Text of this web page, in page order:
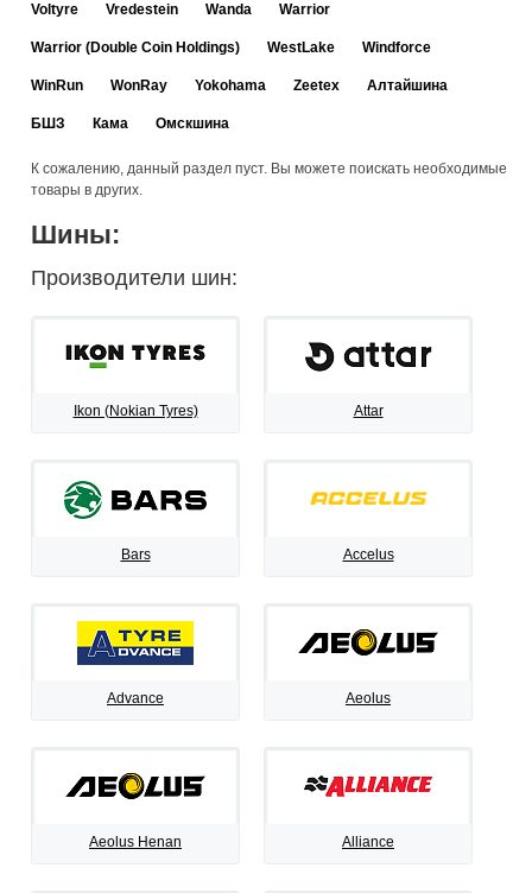
Voltyre Vredestein Wanda Warrior
Warrior (Double Coin Holdings) WestLake Windforce
WinRun WonRay Yokohama Zeetex Алтайшина
БШЗ Кама Омскшина
К сожалению, данный раздел пуст. Вы можете поискать необходимые
товары в других.
Шины:
Производители шин:
Ikon (Nokian Tyres) Attar
Bars Accelus
Advance Aeolus
Aeolus Henan Alliance